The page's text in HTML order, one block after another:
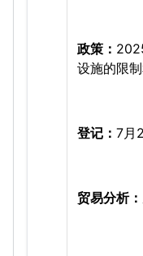
政策：
设施的限制
登记： 7月
贸易分析：